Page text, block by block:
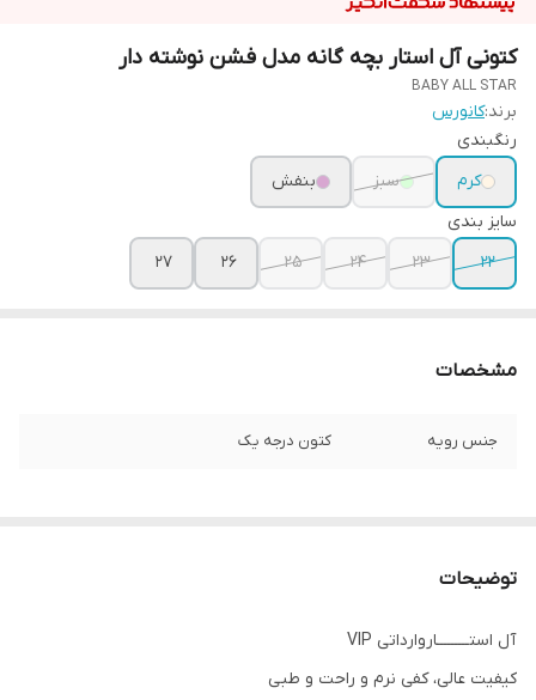
کتونی آل استار بچه گانه مدل فشن نوشته دار
BABY ALL STAR
برند:کانورس
رنگبندی
کرم
سبز
بنفش
سایز بندی
22
23
24
25
26
27
مشخصات
جنس رویه کتون درجه یک
توضیحات
آل استـــــــــاروارداتی VIP
کیفیت عالی، کفی نرم و راحت و طبی